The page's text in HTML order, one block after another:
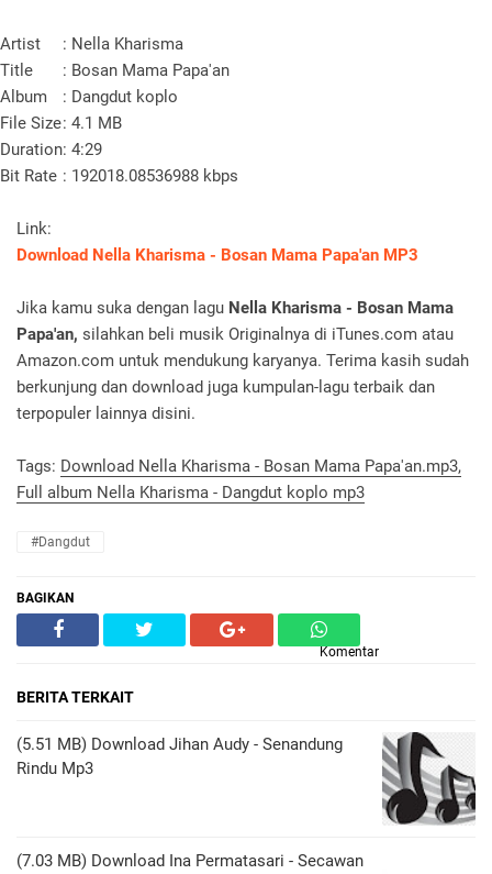
Artist
: Nella Kharisma
Title
: Bosan Mama Papa'an
Album
: Dangdut koplo
File Size: 4.1 MB
Duration: 4:29
Bit Rate : 192018.08536988 kbps
Link:
Download Nella Kharisma - Bosan Mama Papa'an MP3
Jika kamu suka dengan lagu Nella Kharisma - Bosan Mama
Papa'an, silahkan beli musik Originalnya di iTunes.com atau
Amazon.com untuk mendukung karyanya. Terima kasih sudah
berkunjung dan download juga kumpulan-lagu terbaik dan
terpopuler lainnya disini.
Tags: Download Nella Kharisma - Bosan Mama Papa'an.mp3,
Full album Nella Kharisma - Dangdut koplo mp3
#Dangdut
BAGIKAN
Komentar
BERITA TERKAIT
(5.51 MB) Download Jihan Audy - Senandung
Rindu Mp3
(7.03 MB) Download Ina Permatasari - Secawan